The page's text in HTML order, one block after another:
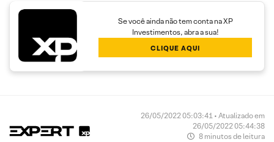
Se você ainda não tem conta na XP
Investimentos, abra a sua!
CLIQUE AQUI
26/05/2022 05:03:41 • Atualizado em
26/05/2022 05:44:38
8 minutos de leitura